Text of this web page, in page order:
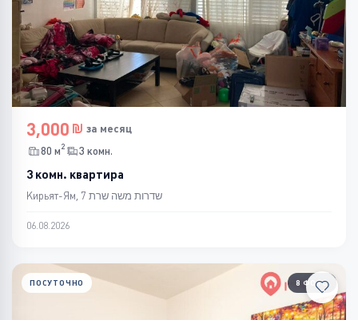
3,000
за месяц
80 м2 3 комн.
3 комн. квартира
Кирьят-Ям, שדרות משה שרת 7
06.08.2026
8 ФОТО
ПОСУТОЧНО